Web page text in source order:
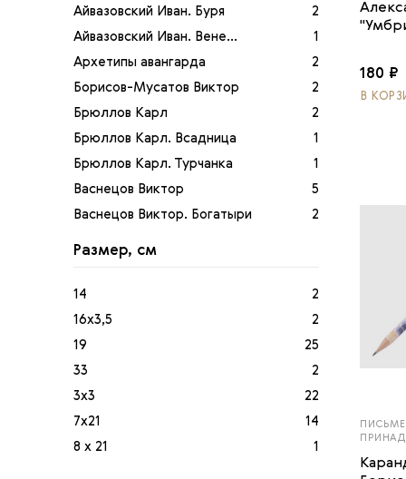
Айвазовский Иван. Буря
2
Айвазовский Иван. Вене...
1
Архетипы авангарда
2
Борисов-Мусатов Виктор
2
Брюллов Карл
2
Брюллов Карл. Всадница
1
Брюллов Карл. Турчанка
1
Васнецов Виктор
5
Васнецов Виктор. Богатыри
2
Врубель Михаил. Демон ...
1
Врубель Михаил. Царевн...
1
Гончарова Наталия. Пав...
1
Гончарова Наталья
1
Дейнека Александр
1
Дягилев Сергей
2
Кандинский Василий
1
Размер, см
14
2
16х3,5
2
19
25
33
2
3х3
22
7х21
14
8 х 21
1
180 ₽
В